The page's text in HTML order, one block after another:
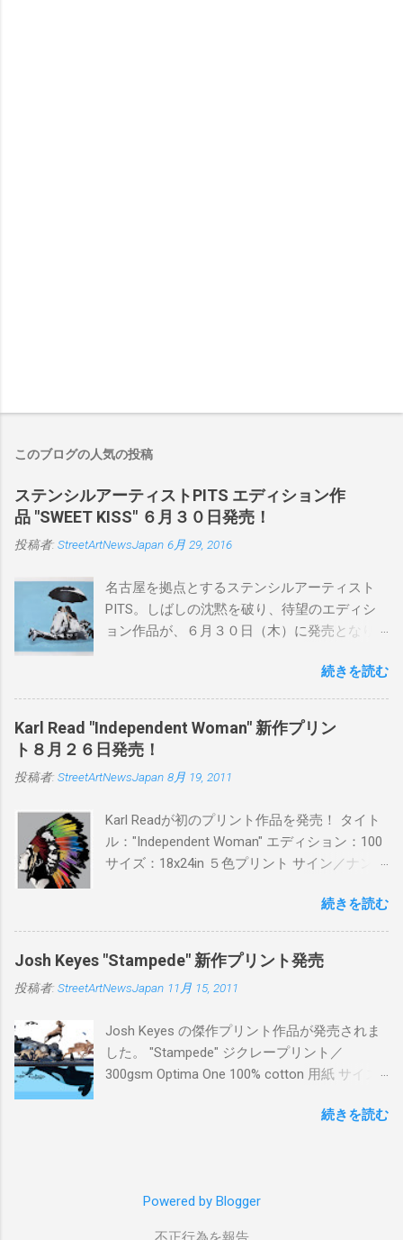
このブログの人気の投稿
ステンシルアーティストPITS エディション作
品 "SWEET KISS" ６月３０日発売！
投稿者: StreetArtNewsJapan 6月 29, 2016
名古屋を拠点とするステンシルアーティスト
PITS。しばしの沈黙を破り、待望のエディシ
ョン作品が、６月３０日（木）に発売となり
品に落とし込むスタイルは今作でも健在。(
PITSの過去記事はこちらから ) 発売日：6月30
日(木)19時 タイトル：SWEET KISS カラー：
BLUE/MINT GREEN/PINK/YELLOW エディショ
ン：各色５ サイズ：800mm × 550mm 価格：
¥16,000(¥17,280) 購入は、 こちら から
続きを読む
Karl Read "Independent Woman" 新作プリン
ト８月２６日発売！
投稿者: StreetArtNewsJapan 8月 19, 2011
Karl Readが初のプリント作品を発売！ タイト
ル："Independent Woman" エディション：100
サイズ：18x24in ５色プリント サイン／ナンバ
ドフィニッシュバージョン（エディション：
25）$125 購入は８月２６日に こちら から
続きを読む
Josh Keyes "Stampede" 新作プリント発売
投稿者: StreetArtNewsJapan 11月 15, 2011
Josh Keyes の傑作プリント作品が発売されま
した。 "Stampede" ジクレープリント／
300gsm Optima One 100% cotton 用紙 サイズ:
ィション：350 価格: $350 + 送料 購入は こち
続きを読む
Powered by Blogger